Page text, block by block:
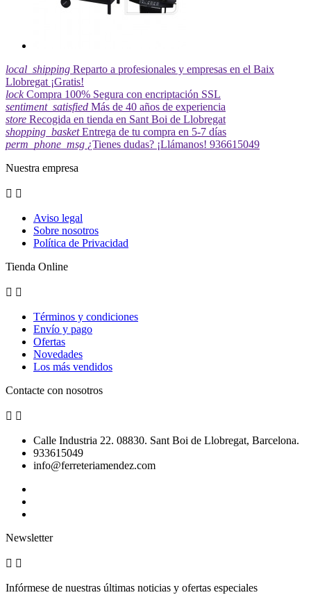
local_shipping Reparto a profesionales y empresas en el Baix
Llobregat ¡Gratis!
lock Compra 100% Segura con encriptación SSL
sentiment_satisfied Más de 40 años de experiencia
store Recogida en tienda en Sant Boi de Llobregat
shopping_basket Entrega de tu compra en 5-7 días
perm_phone_msg ¿Tienes dudas? ¡Llámanos! 936615049
Nuestra empresa
 
Aviso legal
Sobre nosotros
Política de Privacidad
Tienda Online
 
Términos y condiciones
Envío y pago
Ofertas
Novedades
Los más vendidos
Contacte con nosotros
 
Calle Industria 22. 08830. Sant Boi de Llobregat, Barcelona.
933615049
info@ferreteriamendez.com
Newsletter
 
Infórmese de nuestras últimas noticias y ofertas especiales